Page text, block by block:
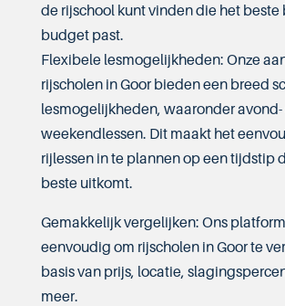
de rijschool kunt vinden die het beste
budget past.
Flexibele lesmogelijkheden: Onze
rijscholen in Goor bieden een breed
lesmogelijkheden, waaronder avond-
weekendlessen. Dit maakt het
rijlessen in te plannen op een tijdstip
beste uitkomt.
Gemakkelijk vergelijken: Ons
eenvoudig om rijscholen in Goor te
basis van prijs, locatie,
meer.